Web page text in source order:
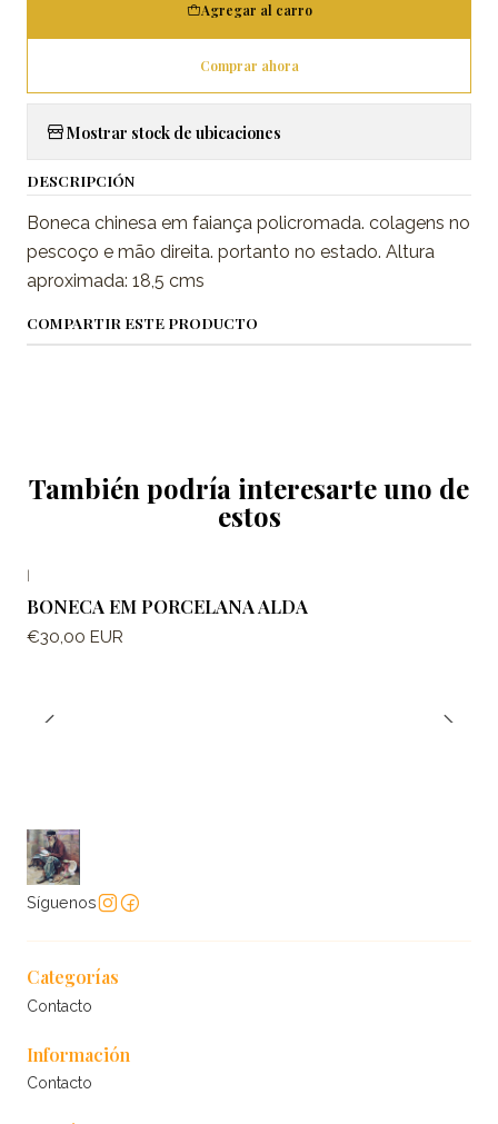
Agregar al carro
Comprar ahora
Mostrar stock de ubicaciones
DESCRIPCIÓN
Boneca chinesa em faiança policromada. colagens no
pescoço e mão direita. portanto no estado. Altura
aproximada: 18,5 cms
COMPARTIR ESTE PRODUCTO
También podría interesarte uno de
estos
BONECA EM PORCELANA ALDA
€30,00 EUR
Síguenos
Categorías
Contacto
Información
Contacto